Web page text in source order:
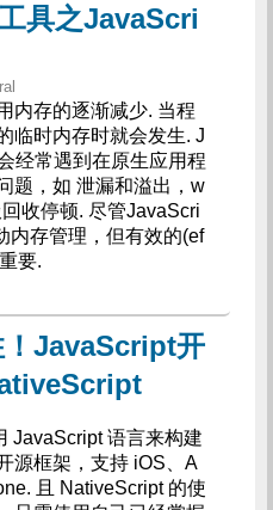
具之JavaScri
内存的逐渐减少. 当程
临时内存时就会发生. J
经常遇到在原生应用程
题，如 泄漏和溢出，w
收停顿. 尽管JavaScri
内存管理，但有效的(ef
要.
！JavaScript开
JavaScript 语言来构建
源框架，支持 iOS、A
且 NativeScript 的使